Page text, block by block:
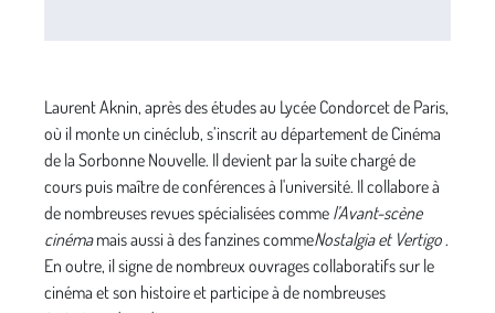
Laurent Aknin, après des études au Lycée Condorcet de Paris,
où il monte un cinéclub, s’inscrit au département de Cinéma
de la Sorbonne Nouvelle. Il devient par la suite chargé de
cours puis maître de conférences à l'université. Il collabore à
de nombreuses revues spécialisées comme l’Avant-scène
cinémamais aussi à des fanzines commeNostalgia et Vertigo .
En outre, il signe de nombreux ouvrages collaboratifs sur le
cinéma et son histoire et participe à de nombreuses